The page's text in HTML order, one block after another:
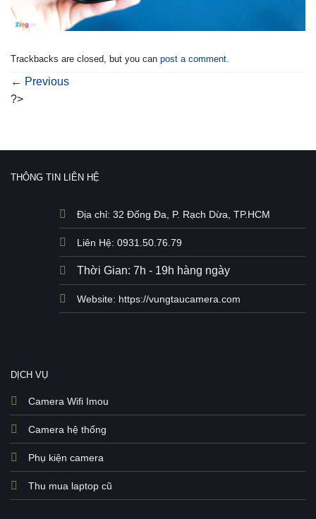
Trackbacks are closed, but you can post a comment.
← Previous
?>
THÔNG TIN LIÊN HỆ
Địa chỉ: 32 Đống Đa, P. Rạch Dừa, TP.HCM
Liên Hệ: 0931.50.76.79
Thời Gian: 7h - 19h hàng ngày
Website: https://vungtaucamera.com
DỊCH VỤ
Camera Wifi Imou
Camera hệ thống
Phụ kiện camera
Thu mua laptop cũ